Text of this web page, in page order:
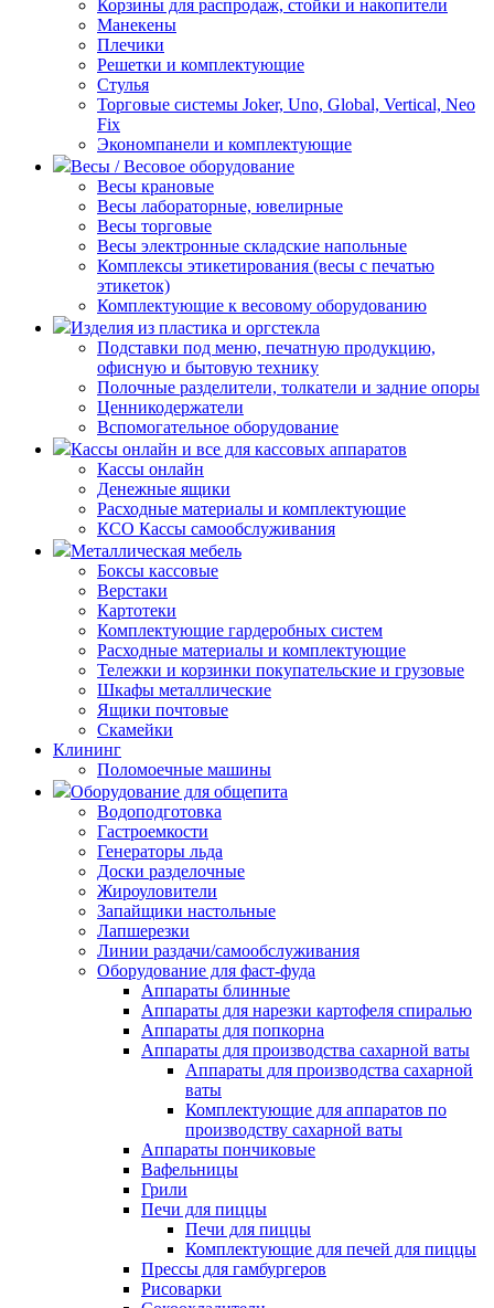
Корзины для распродаж, стойки и накопители
Манекены
Плечики
Решетки и комплектующие
Стулья
Торговые системы Joker, Uno, Global, Vertical, Neo
Fix
Экономпанели и комплектующие
Весы / Весовое оборудование
Весы крановые
Весы лабораторные, ювелирные
Весы торговые
Весы электронные складские напольные
Комплексы этикетирования (весы с печатью
этикеток)
Комплектующие к весовому оборудованию
Изделия из пластика и оргстекла
Подставки под меню, печатную продукцию,
офисную и бытовую технику
Полочные разделители, толкатели и задние опоры
Ценникодержатели
Вспомогательное оборудование
Кассы онлайн и все для кассовых аппаратов
Кассы онлайн
Денежные ящики
Расходные материалы и комплектующие
КСО Кассы самообслуживания
Металлическая мебель
Боксы кассовые
Верстаки
Картотеки
Комплектующие гардеробных систем
Расходные материалы и комплектующие
Тележки и корзинки покупательские и грузовые
Шкафы металлические
Ящики почтовые
Скамейки
Клининг
Поломоечные машины
Оборудование для общепита
Водоподготовка
Гастроемкости
Генераторы льда
Доски разделочные
Жироуловители
Запайщики настольные
Лапшерезки
Линии раздачи/самообслуживания
Оборудование для фаст-фуда
Аппараты блинные
Аппараты для нарезки картофеля спиралью
Аппараты для попкорна
Аппараты для производства сахарной ваты
Аппараты для производства сахарной
ваты
Комплектующие для аппаратов по
производству сахарной ваты
Аппараты пончиковые
Вафельницы
Грили
Печи для пиццы
Печи для пиццы
Комплектующие для печей для пиццы
Прессы для гамбургеров
Рисоварки